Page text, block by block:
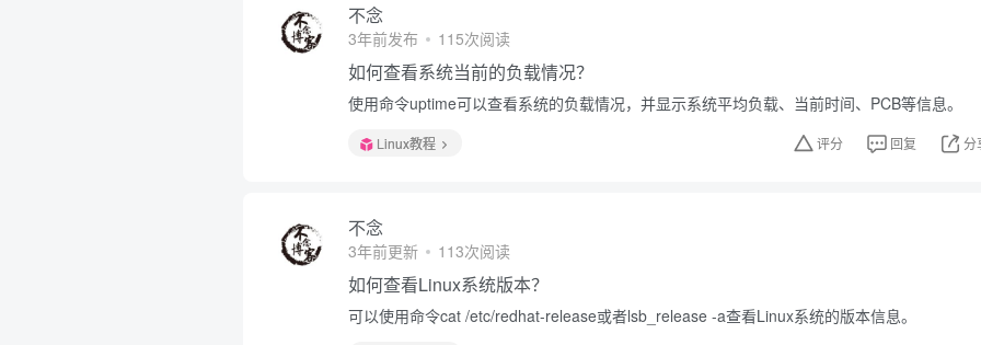
不念
3年前发布 115次阅读
如何查看系统当前的负载情况？
使用命令uptime可以查看系统的负载情况，并显示系统平均负载、当前时间、PCB等信息。
Linux教程 评分 回复 分
不念
3年前更新 113次阅读
如何查看Linux系统版本？
可以使用命令cat /etc/redhat-release或者lsb_release -a查看Linux系统的版本信息。